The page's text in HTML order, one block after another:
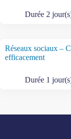
Durée 2
Réseaux sociaux –
efficacement
Durée 1